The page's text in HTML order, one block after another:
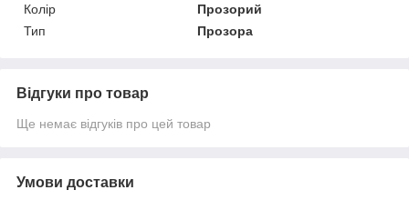
Колір
Прозорий
Тип
Прозора
Відгуки про товар
Ще немає відгуків про цей товар
Умови доставки